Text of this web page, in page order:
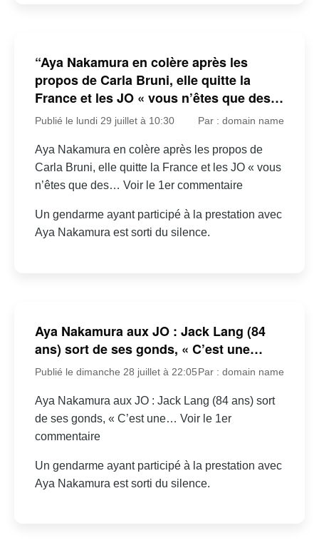
“Aya Nakamura en colère après les
propos de Carla Bruni, elle quitte la
France et les JO « vous n’êtes que des…
Publié le lundi 29 juillet à 10:30 Par : domain name
Aya Nakamura en colère après les propos de
Carla Bruni, elle quitte la France et les JO « vous
n’êtes que des… Voir le 1er commentaire
Un gendarme ayant participé à la prestation avec
Aya Nakamura est sorti du silence.
Aya Nakamura aux JO : Jack Lang (84
ans) sort de ses gonds, « C’est une…
Publié le dimanche 28 juillet à 22:05Par : domain name
Aya Nakamura aux JO : Jack Lang (84 ans) sort
de ses gonds, « C’est une… Voir le 1er
commentaire
Un gendarme ayant participé à la prestation avec
Aya Nakamura est sorti du silence.